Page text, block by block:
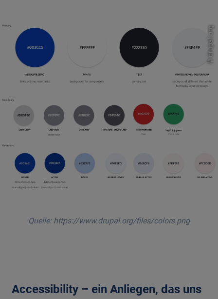
©
drupal.org
Quelle: https://www.drupal.org/files/colors.png
Accessibility – ein Anliegen, das uns